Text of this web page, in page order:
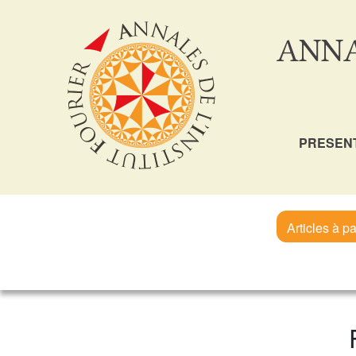
Articles à